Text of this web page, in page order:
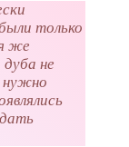
только
же
не
нужно